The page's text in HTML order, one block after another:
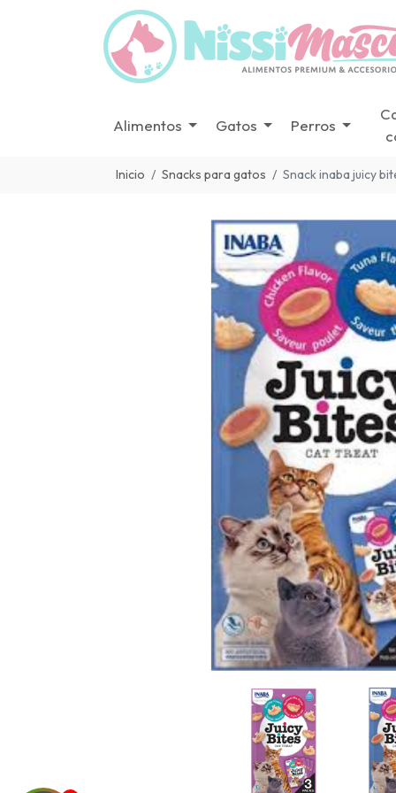
Alimentos Gatos Perros
Inicio Snacks para gatos Snack inaba juicy